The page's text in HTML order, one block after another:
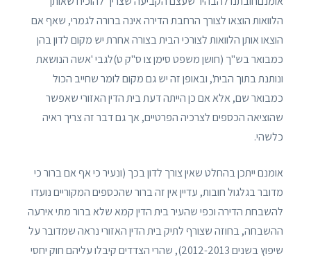
הלוואות הוצאו לצורך הרחבת הדירה אינה ברורה לגמרי, שאף אם
הוצאו אותן הלוואות לצורכי הבית בצורה אחרת יש מקום לדון בהן
כמבואר בש"ך (חושן משפט סימן צו ס"ק ט)לגבי 'אשה הנושאת
ונותנת בתוך הבית', ובאופן זה יש גם מקום לומר שחייב הכול
כמבואר שם, אלא אם כן הייתה דעת בית הדין האזורי שאפשר
שהוציאה הכספים לצרכיה הפרטיים, אך גם דבר זה צריך ראיה
כלשהי.
אומנם ייתכן בהחלט שאין צורך לדון בכך (ונעיר כי אף אם ברור כי
מדובר בגלגול חובות, עדיין אין זה ברור שהכספים המקוריים נועדו
להשבחת הדירה וכפי שהעיר בית הדין קמא שלא ברור מתי אירעה
ההשבחה, בחוזה שצורף לתיק בית הדין האזורי נראה שמדובר על
שיפוץ בשנים 2012-2013), שהרי הצדדים קיבלו עליהם חוק יחסי